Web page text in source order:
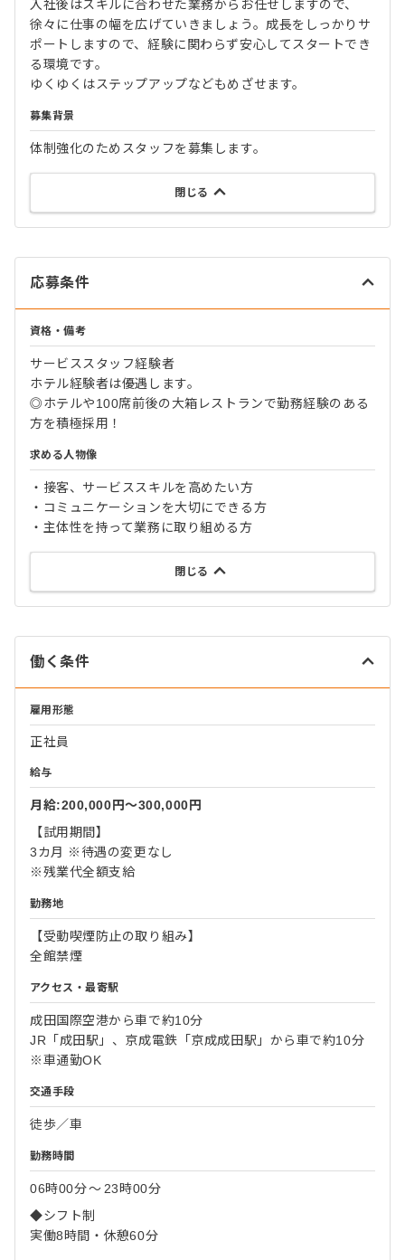
入社後はスキルに合わせた業務からお任せしますので、
徐々に仕事の幅を広げていきましょう。成長をしっかりサ
ポートしますので、経験に関わらず安心してスタートでき
る環境です。
ゆくゆくはステップアップなどもめざせます。
募集背景
体制強化のためスタッフを募集します。
閉じる
応募条件
資格・備考
サービススタッフ経験者
ホテル経験者は優遇します。
◎ホテルや100席前後の大箱レストランで勤務経験のある
方を積極採用！
求める人物像
・接客、サービススキルを高めたい方
・コミュニケーションを大切にできる方
・主体性を持って業務に取り組める方
閉じる
働く条件
雇用形態
正社員
給与
月給:200,000円〜300,000円
【試用期間】
3カ月 ※待遇の変更なし
※残業代全額支給
勤務地
【受動喫煙防止の取り組み】
全館禁煙
アクセス・最寄駅
成田国際空港から車で約10分
JR「成田駅」、京成電鉄「京成成田駅」から車で約10分
※車通勤OK
交通手段
徒歩／車
勤務時間
06時00分〜 23時00分
◆シフト制
実働8時間・休憩60分